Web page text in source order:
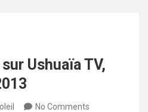
Ushuaïa TV,
No Comments